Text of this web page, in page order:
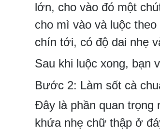
lớn, cho vào đó một
cho mì vào và luộc
chín tới, có độ dai nhẹ
Sau khi luộc xong, bạn
Bước 2: Làm sốt cà
Đây là phần quan trọng
khứa nhẹ chữ thập ở